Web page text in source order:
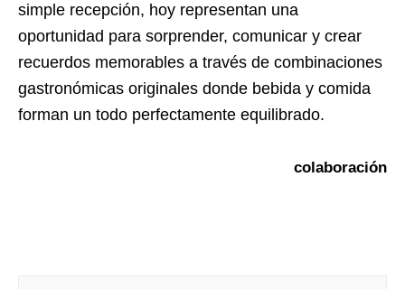
simple recepción, hoy representan una
oportunidad para sorprender, comunicar y crear
recuerdos memorables a través de combinaciones
gastronómicas originales donde bebida y comida
forman un todo perfectamente equilibrado.
colaboración